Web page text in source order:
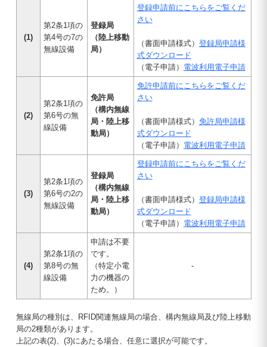
(1)
第2条1項の
第4号の7の
無線設備
登録局
（陸上移動
局）
登録申請前にこちらをご覧くだ
さい
（書面申請様式） 登録局申請様
式ダウンロード
（電子申請） 電波利用電子申請
(2)
第2条1項の
第6号の無
線設備
免許局
（構内無線
局・陸上移
動局）
免許申請前にこちらをご覧くだ
さい
（書面申請様式） 免許局申請様
式ダウンロード
（電子申請） 電波利用電子申請
(3)
第2条1項の
第6号の2の
無線設備
登録局
（構内無線
局・陸上移
動局）
登録申請前にこちらをご覧くだ
さい
（書面申請様式） 登録局申請様
式ダウンロード
（電子申請） 電波利用電子申請
(4)
第2条1項の
第8号の無
線設備
申請は不要
です。
（特定小電
力の機器の
ため。）
-
無線局の種別は、RFID関連無線局の場合、構内無線局及び陸上移動
局の2種類があります。
上記の表(2)、(3)にあたる場合、任意に選択が可能です。